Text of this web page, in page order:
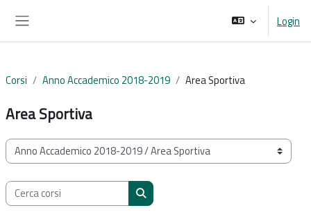
Login
Corsi Anno Accademico 2018-2019 Area Sportiva
Area Sportiva
Categorie di corso
Cerca corsi
Cerca corsi